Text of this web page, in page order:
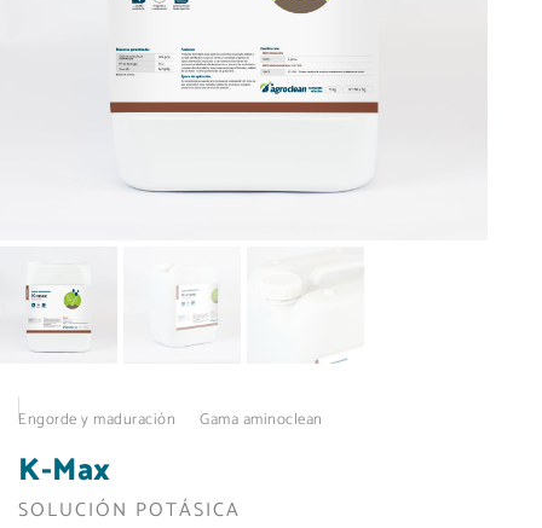
Engorde y maduración Gama aminoclean
K-Max
SOLUCIÓN POTÁSICA